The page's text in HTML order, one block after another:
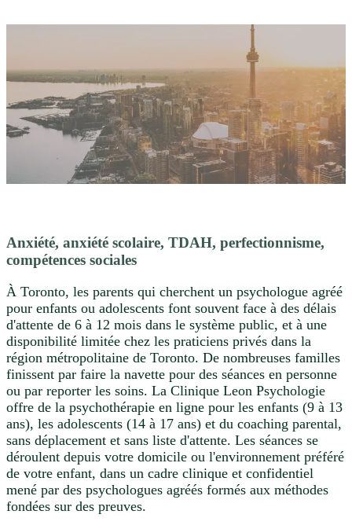
Anxiété, anxiété scolaire, TDAH, perfectionnisme,
compétences sociales
À Toronto, les parents qui cherchent un psychologue agréé
pour enfants ou adolescents font souvent face à des délais
d'attente de 6 à 12 mois dans le système public, et à une
disponibilité limitée chez les praticiens privés dans la
région métropolitaine de Toronto. De nombreuses familles
finissent par faire la navette pour des séances en personne
ou par reporter les soins. La Clinique Leon Psychologie
offre de la psychothérapie en ligne pour les enfants (9 à 13
ans), les adolescents (14 à 17 ans) et du coaching parental,
sans déplacement et sans liste d'attente. Les séances se
déroulent depuis votre domicile ou l'environnement préféré
de votre enfant, dans un cadre clinique et confidentiel
mené par des psychologues agréés formés aux méthodes
fondées sur des preuves.